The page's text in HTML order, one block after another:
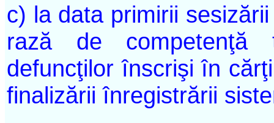
c) la data primirii
rază de competenţă
defuncţilor înscrişi în
finalizării înregistrării